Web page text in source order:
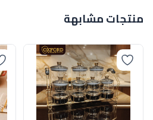
منتجات مشابهة